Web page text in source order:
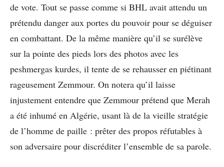
de vote. Tout se passe comme si BHL avait attendu un
prétendu danger aux portes du pouvoir pour se déguiser
en combattant. De la même manière qu’il se surélève
sur la pointe des pieds lors des photos avec les
peshmergas kurdes, il tente de se rehausser en piétinant
rageusement Zemmour. On notera qu’il laisse
injustement entendre que Zemmour prétend que Merah
a été inhumé en Algérie, usant là de la vieille stratégie
de l’homme de paille : prêter des propos réfutables à
son adversaire pour discréditer l’ensemble de sa parole.